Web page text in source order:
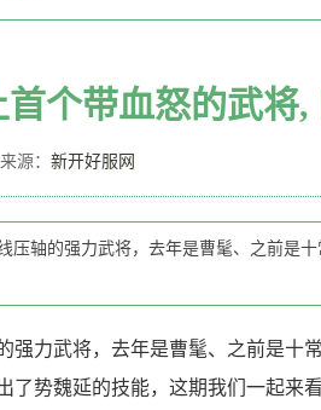
个带血怒的武将
源： 新开好服网
压轴的强力武将，去年是曹髦、之前是
强力武将，去年是曹髦、之前是十
了势魏延的技能，这期我们一起来